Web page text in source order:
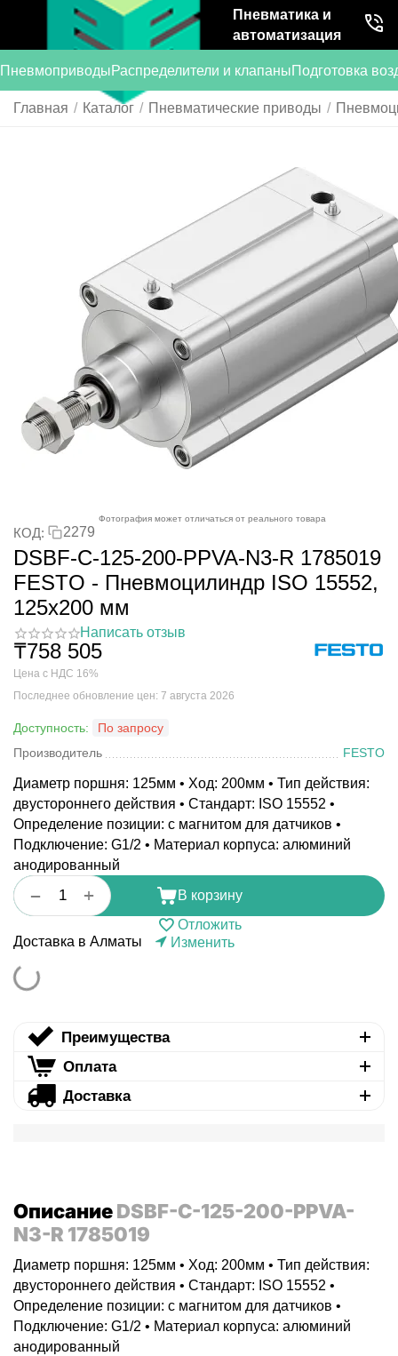
Пневматика и
автоматизация
ПневмоприводыРаспределители и клапаныПодготовка
Главная / Каталог / Пневматические приводы /
Фотография может отличаться от реального товара
КОД: 2279
DSBF-C-125-200-PPVA-N3-R 1785019
FESTO - Пневмоцилиндр ISO 15552,
125x200 мм
Написать отзыв
₸758 505
Цена с НДС 16%
Последнее обновление цен: 7 августа 2026
Доступность:
По запросу
Производитель
FESTO
Диаметр поршня: 125мм • Ход: 200мм • Тип действия:
двустороннего действия • Стандарт: ISO 15552 •
Определение позиции: с магнитом для датчиков •
Подключение: G1/2 • Материал корпуса: алюминий
анодированный
+
−
В корзину
Отложить
Доставка в Алматы
Изменить
Преимущества
Оплата
Доставка
ОписаниеDSBF-C-125-200-PPVA-
N3-R 1785019
Диаметр поршня: 125мм • Ход: 200мм • Тип действия:
двустороннего действия • Стандарт: ISO 15552 •
Определение позиции: с магнитом для датчиков •
Подключение: G1/2 • Материал корпуса: алюминий
анодированный